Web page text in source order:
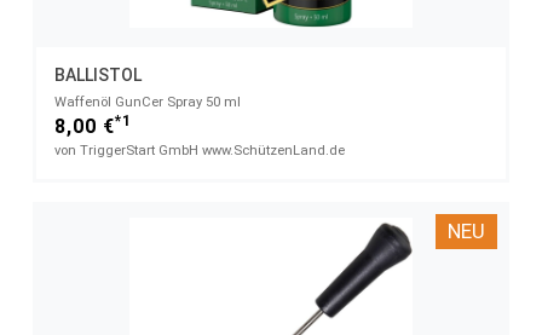
BALLISTOL
Waffenöl GunCer Spray 50 ml
8,00 €*1
von TriggerStart GmbH www.SchützenLand.de
NEU